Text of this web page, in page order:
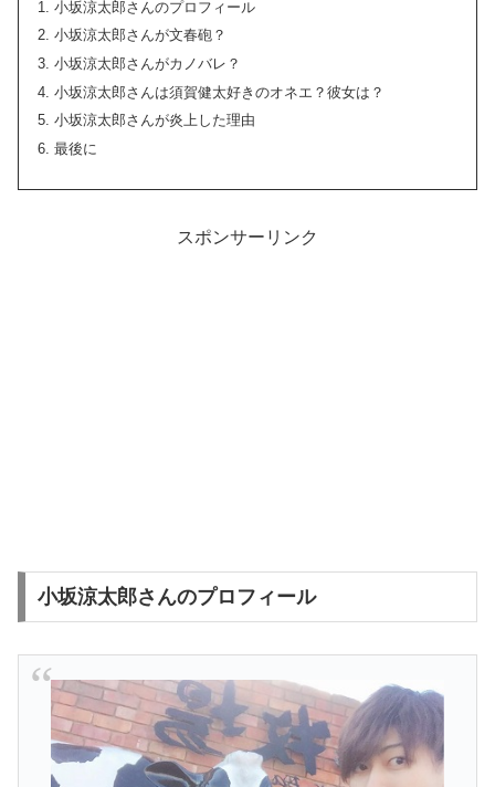
小坂涼太郎さんのプロフィール
小坂涼太郎さんが文春砲？
小坂涼太郎さんがカノバレ？
小坂涼太郎さんは須賀健太好きのオネエ？彼女は？
小坂涼太郎さんが炎上した理由
最後に
スポンサーリンク
小坂涼太郎さんのプロフィール